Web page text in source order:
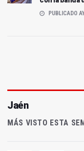
PUBLICADO
Jaén
MÁS VISTO ESTA